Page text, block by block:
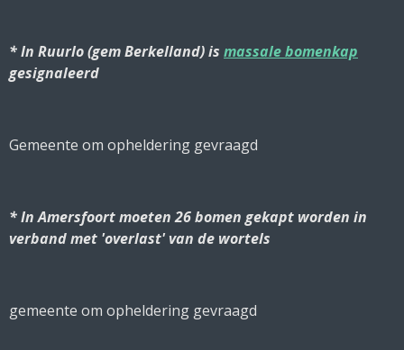
* In Ruurlo (gem Berkelland) is massale bomenkap
gesignaleerd
Gemeente om opheldering gevraagd
* In Amersfoort moeten 26 bomen gekapt worden in
verband met 'overlast' van de wortels
gemeente om opheldering gevraagd